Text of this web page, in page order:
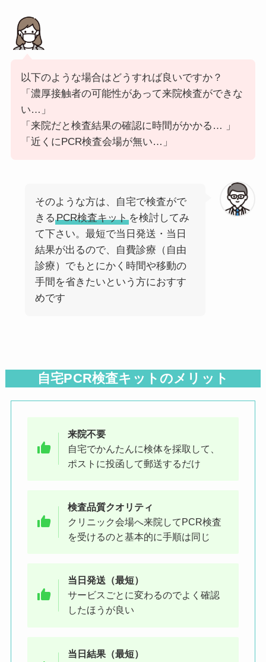
以下のような場合はどうすれば良いですか？
「濃厚接触者の可能性があって来院検査ができな
い…」
「来院だと検査結果の確認に時間がかかる… 」
「近くにPCR検査会場が無い…」
そのような方は、自宅で検査がで
きる PCR検査キットを検討してみ
て下さい。最短で当日発送・当日
結果が出るので、自費診療（自由
診療）でもとにかく時間や移動の
手間を省きたいという方におすす
めです
自宅PCR検査キットのメリット
来院不要
自宅でかんたんに検体を採取して、
ポストに投函して郵送するだけ
検査品質クオリティ
クリニック会場へ来院してPCR検査
を受けるのと基本的に手順は同じ
当日発送（最短）
サービスごとに変わるのでよく確認
したほうが良い
当日結果（最短）